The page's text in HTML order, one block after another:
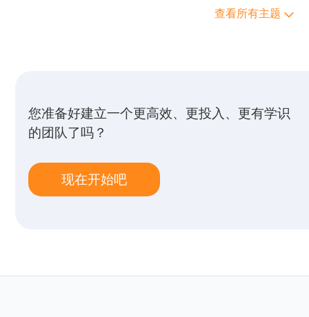
查看所有主题
您准备好建立一个更高效、更投入、更有学识
的团队了吗？
现在开始吧